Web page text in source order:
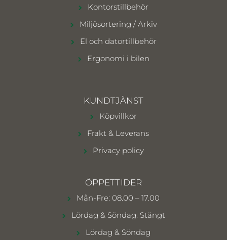
Kontorstillbehör
Miljösortering / Arkiv
El och datortillbehör
Ergonomi i bilen
KUNDTJÄNST
Köpvillkor
Frakt & Leverans
Privacy policy
ÖPPETTIDER
Mån-Fre: 08.00 – 17.00
Lördag & Söndag: Stängt
Lördag & Söndag